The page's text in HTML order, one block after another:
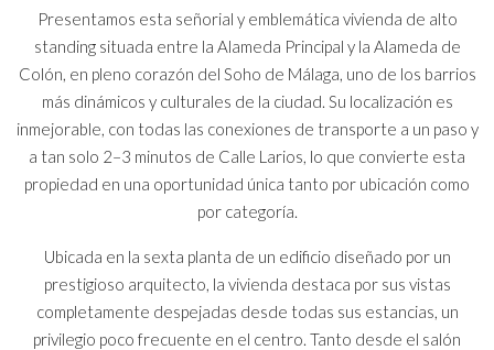
Presentamos esta señorial y emblemática vivienda de alto
standing situada entre la Alameda Principal y la Alameda de
Colón, en pleno corazón del Soho de Málaga, uno de los barrios
más dinámicos y culturales de la ciudad. Su localización es
inmejorable, con todas las conexiones de transporte a un paso y
a tan solo 2–3 minutos de Calle Larios, lo que convierte esta
propiedad en una oportunidad única tanto por ubicación como
por categoría.
Ubicada en la sexta planta de un edificio diseñado por un
prestigioso arquitecto, la vivienda destaca por sus vistas
completamente despejadas desde todas sus estancias, un
privilegio poco frecuente en el centro. Tanto desde el salón